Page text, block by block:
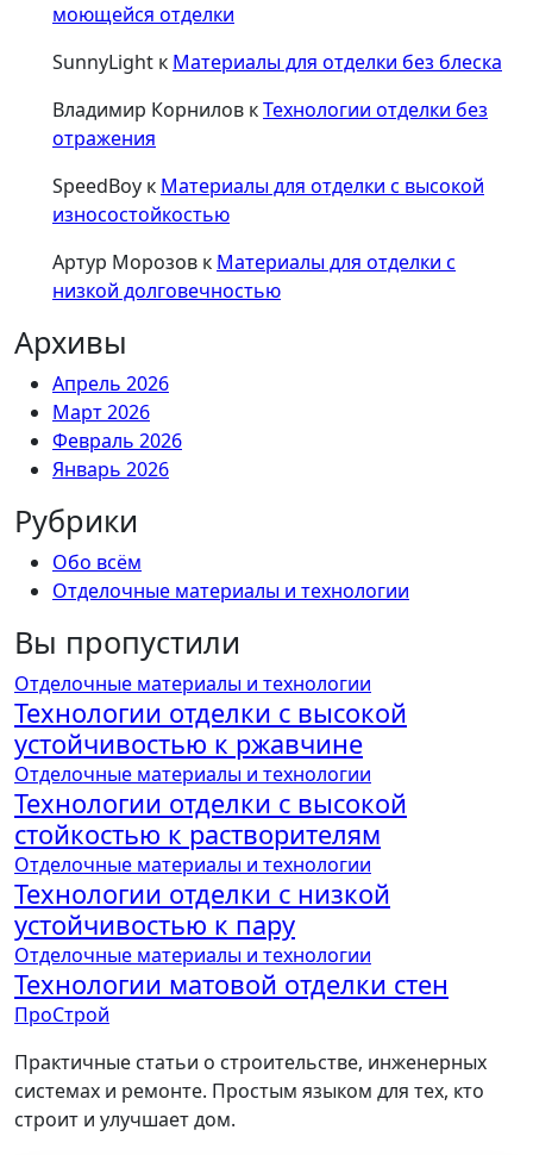
моющейся отделки
SunnyLight к Материалы для отделки без блеска
Владимир Корнилов кТехнологии отделки без
отражения
SpeedBoy к Материалы для отделки с высокой
износостойкостью
Артур Морозов к Материалы для отделки с
низкой долговечностью
Архивы
Апрель 2026
Март 2026
Февраль 2026
Январь 2026
Рубрики
Обо всём
Отделочные материалы и технологии
Вы пропустили
Отделочные материалы и технологии
Технологии отделки с высокой
устойчивостью к ржавчине
Отделочные материалы и технологии
Технологии отделки с высокой
стойкостью к растворителям
Отделочные материалы и технологии
Технологии отделки с низкой
устойчивостью к пару
Отделочные материалы и технологии
Технологии матовой отделки стен
ПроСтрой
Практичные статьи о строительстве, инженерных
системах и ремонте. Простым языком для тех, кто
строит и улучшает дом.